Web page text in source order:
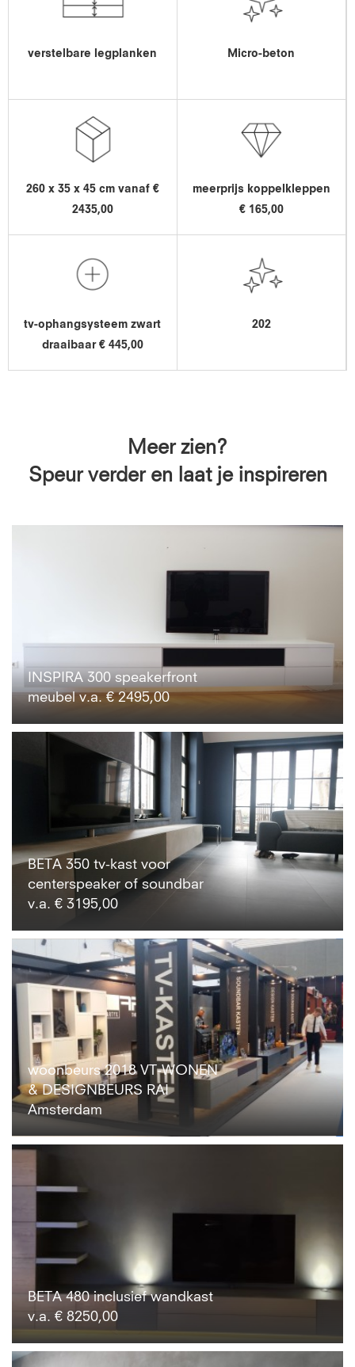
verstelbare legplanken Micro-beton
260 x 35 x 45 cm vanaf €
2435,00
meerprijs koppelkleppen
€ 165,00
tv-ophangsysteem zwart
draaibaar € 445,00
202
Meer zien?
Speur verder en laat je inspireren
INSPIRA 300 speakerfront
meubel v.a. € 2495,00
BETA 350 tv-kast voor
centerspeaker of soundbar
v.a. € 3195,00
woonbeurs 2018 VT-WONEN
& DESIGNBEURS RAI
Amsterdam
BETA 480 inclusief wandkast
v.a. € 8250,00